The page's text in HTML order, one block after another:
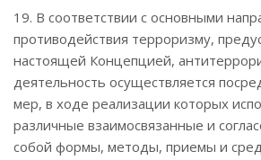
19. В соответствии с основными
противодействия терроризму,
настоящей Концепцией,
деятельность осуществляется
мер, в ходе реализации которых
различные взаимосвязанные и
собой формы, методы, приемы и